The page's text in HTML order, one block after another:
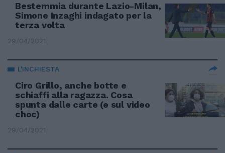
Bestemmia durante Lazio-Milan,
Simone Inzaghi indagato per la
terza volta
29/04/2021
L'INCHIESTA
Ciro Grillo, anche botte e
schiaffi alla ragazza. Cosa
spunta dalle carte (e sul video
choc)
29/04/2021